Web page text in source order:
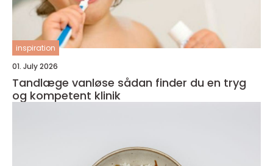
inspiration
01. July 2026
Tandlæge vanløse sådan finder du en tryg
og kompetent klinik